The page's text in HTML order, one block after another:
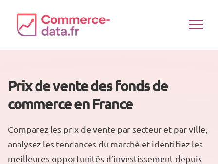
contenu
Prix de vente des fonds de
commerce en France
Comparez les prix de vente par secteur et par ville,
analysez les tendances du marché et identifiez les
meilleures opportunités d’investissement depuis